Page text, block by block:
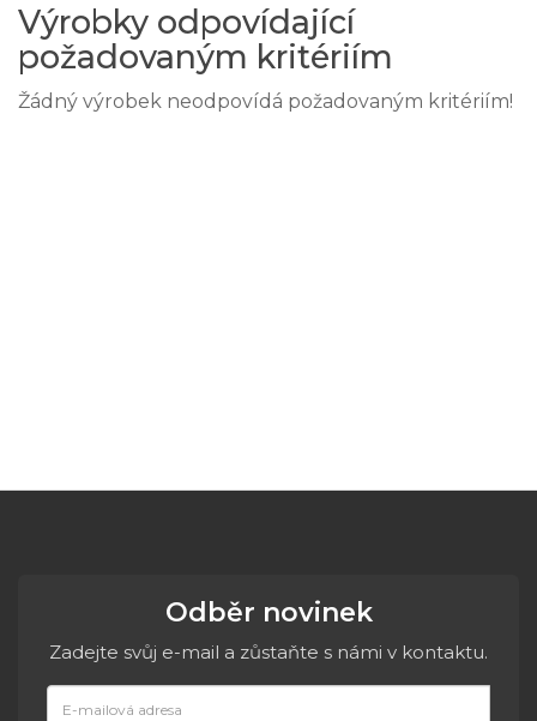
Výrobky odpovídající
požadovaným kritériím
Žádný výrobek neodpovídá požadovaným kritériím!
Odběr novinek
Zadejte svůj e-mail a zůstaňte s námi v kontaktu.